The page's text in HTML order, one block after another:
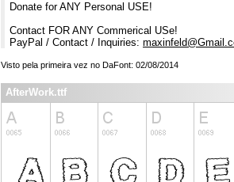
Donate for ANY Personal USE!
Contact FOR ANY Commerical USe!
PayPal / Contact / Inquiries:
Visto pela primeira vez no DaFont: 02/08/2014
AfterWork.ttf